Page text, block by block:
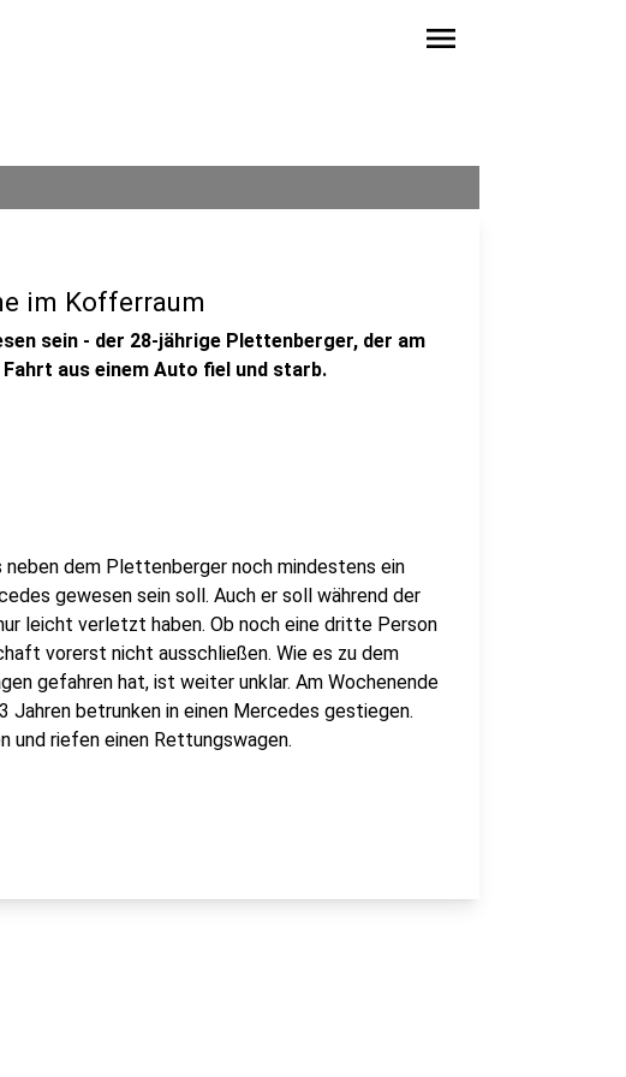
menu
im Kofferraum
sein - der 28-jährige Plettenberger, der am
aus einem Auto fiel und starb.
dem Plettenberger noch mindestens ein
gewesen sein soll. Auch er soll während der
leicht verletzt haben. Ob noch eine dritte Person
vorerst nicht ausschließen. Wie es zu dem
gefahren hat, ist weiter unklar. Am Wochenende
Jahren betrunken in einen Mercedes gestiegen.
und riefen einen Rettungswagen.